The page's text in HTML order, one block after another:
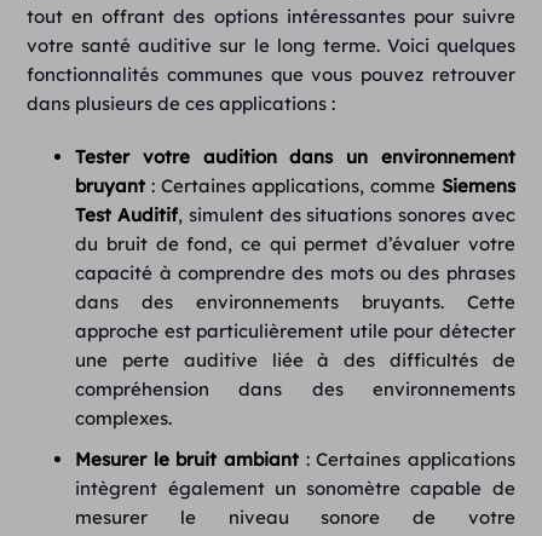
tout en offrant des options intéressantes pour suivre
votre santé auditive sur le long terme. Voici quelques
fonctionnalités communes que vous pouvez retrouver
dans plusieurs de ces applications :
Tester votre audition dans un environnement
bruyant : Certaines applications, comme Siemens
Test Auditif, simulent des situations sonores avec
du bruit de fond, ce qui permet d’évaluer votre
capacité à comprendre des mots ou des phrases
dans des environnements bruyants. Cette
approche est particulièrement utile pour détecter
une perte auditive liée à des difficultés de
compréhension dans des environnements
complexes.
Mesurer le bruit ambiant : Certaines applications
intègrent également un sonomètre capable de
mesurer le niveau sonore de votre